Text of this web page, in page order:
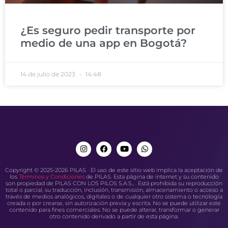
¿Es seguro pedir transporte por
medio de una app en Bogotá?
14 de julio de 2023 14:48
Copyright © 2025-2026 PILAS · El uso de este sitio web implica la aceptación de
los Términos y Condicionesde PILAS. Esta página de internet y su contenido
son propiedad de PILAS CON LOS PILOS S.A.S., . Está prohibida su reproducción
total o parcial, su traducción, inclusión, transmisión, almacenamiento o acceso a
través de medios analógicos, digitales o de cualquier otro sistema o tecnología
creada o por crearse, sin autorización previa y escrita. No se puede utilizar este
contenido para fines comerciales. No se puede alterar, transformar o generar
otro contenido derivado a partir de esta página.